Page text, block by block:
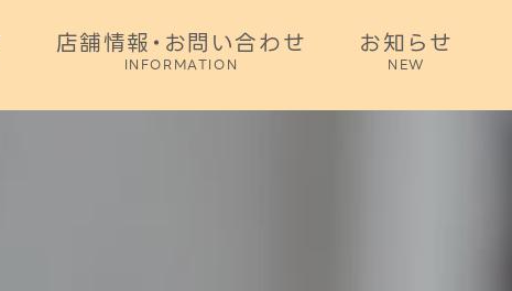
店舗情報・お問い合わせ
INFORMATION
お知らせ
NEW